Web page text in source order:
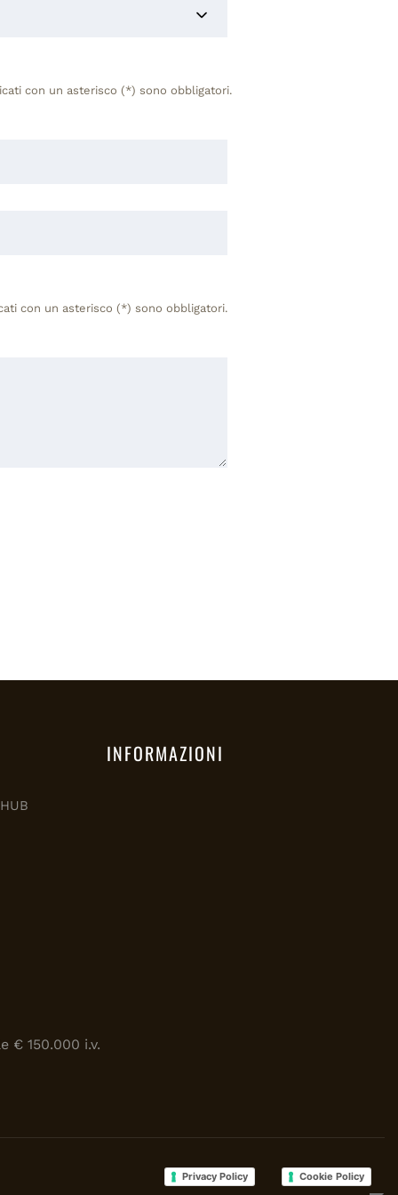
con un asterisco (*) sono obbligatori.
con un asterisco (*) sono obbligatori.
INFORMAZIONI
€ 150.000 i.v.
Privacy Policy Cookie Policy